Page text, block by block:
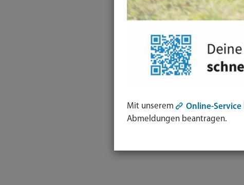
Mit unserem Online-Service
Abmeldungen beantragen.